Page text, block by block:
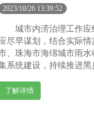
2023/10/26 13:39:52
城市内涝治理工作应
尽早谋划，结合实际
、珠海市海绵城市雨
系统建设，持续推进黑
了解详情